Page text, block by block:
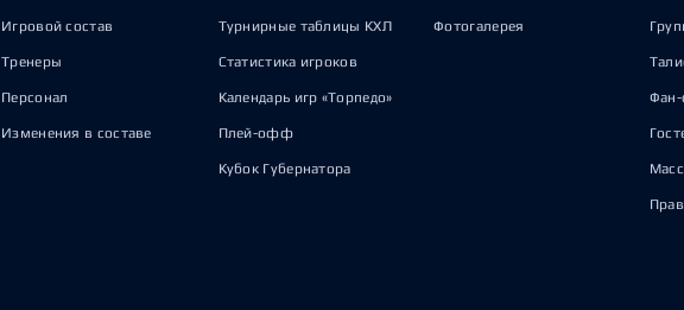
Игровой состав
Тренеры
Персонал
Изменения в составе
Турнирные таблицы КХЛ
Статистика игроков
Календарь игр «Торпедо»
Плей-офф
Кубок Губернатора
Фотогалерея
Фан-